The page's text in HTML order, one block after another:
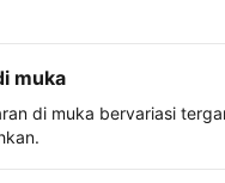
muka
di muka bervariasi